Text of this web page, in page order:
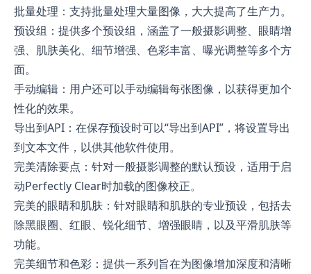
批量处理：支持批量处理大量图像，大大提高了生产力。
预设组：提供多个预设组，涵盖了一般摄影调整、眼睛增
强、肌肤美化、细节增强、色彩丰富、曝光调整等多个方
面。
手动编辑：用户还可以手动编辑每张图像，以获得更加个
性化的效果。
导出到API：在保存预设时可以“导出到API”，将设置导出
到文本文件，以供其他软件使用。
完美清除要点：针对一般摄影调整的默认预设，适用于启
动Perfectly Clear时加载的图像校正。
完美的眼睛和肌肤：针对眼睛和肌肤的专业预设，包括去
除黑眼圈、红眼、锐化细节、增强眼睛，以及平滑肌肤等
功能。
完美细节和色彩：提供一系列旨在为图像增加深度和清晰